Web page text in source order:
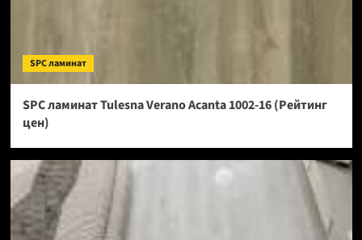
SPC ламинат
SPC ламинат Tulesna Verano Acanta 1002-16 (Рейтинг
цен)